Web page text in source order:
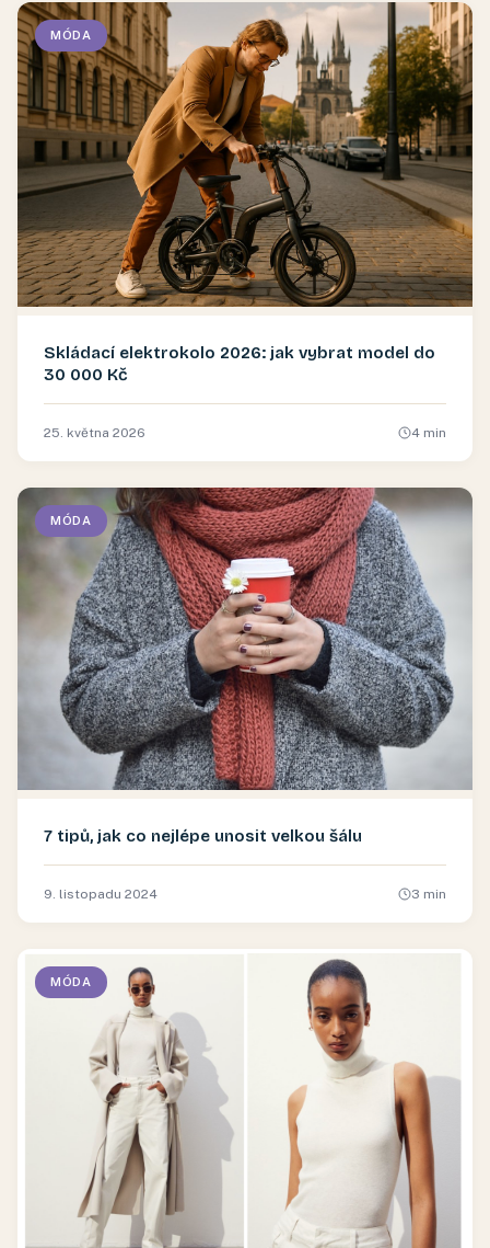
MÓDA
Skládací elektrokolo 2026: jak vybrat model do
30 000 Kč
25. května 2026 4 min
MÓDA
7 tipů, jak co nejlépe unosit velkou šálu
9. listopadu 2024 3 min
MÓDA